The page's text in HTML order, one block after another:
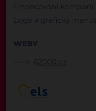
Financování kampaní
Logo a grafický manuál
WEBY
62000.cz